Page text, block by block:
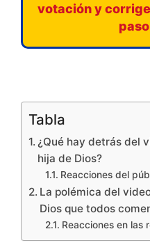
votación y
Tabla
¿Qué hay detrás del
hija de Dios?
Reacciones del
La polémica del
Dios que todos
Reacciones en las